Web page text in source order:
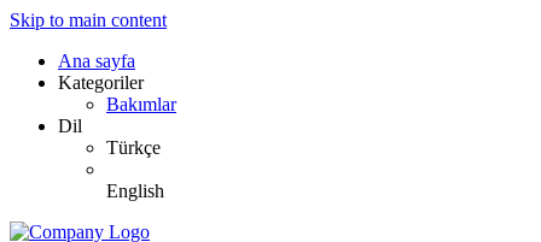
Skip to main content
Ana sayfa
Kategoriler
Bakımlar
Dil
Türkçe
English